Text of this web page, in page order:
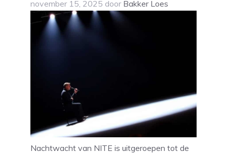
november 15, 2025 door Bakker Loes
Nachtwacht van NITE is uitgeroepen tot de